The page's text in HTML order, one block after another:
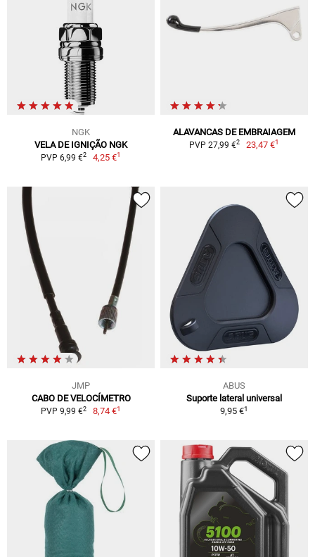
NGK
VELA DE IGNIÇÃO NGK
PVP 6,99 €2 4,25 €1
ALAVANCAS DE EMBRAIAGEM
PVP 27,99 €2 23,47 €1
JMP
CABO DE VELOCÍMETRO
PVP 9,99 €2 8,74 €1
ABUS
Suporte lateral universal
9,95 €1